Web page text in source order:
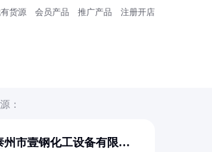
货源 会员产品 推广产品 注册开店
：
州市壹钢化工设备有限公